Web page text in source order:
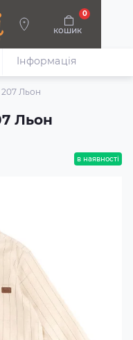
кошик
0
Взуття
Льон
Льон
Iнформація
в наявності